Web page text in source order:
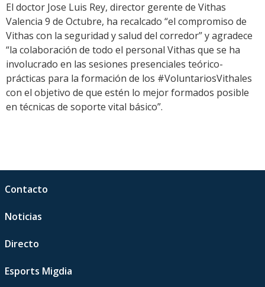
El doctor Jose Luis Rey, director gerente de Vithas
Valencia 9 de Octubre, ha recalcado “el compromiso de
Vithas con la seguridad y salud del corredor” y agradece
“la colaboración de todo el personal Vithas que se ha
involucrado en las sesiones presenciales teórico-
prácticas para la formación de los #VoluntariosVithales
con el objetivo de que estén lo mejor formados posible
en técnicas de soporte vital básico”.
Contacto
Noticias
Directo
Esports Migdia